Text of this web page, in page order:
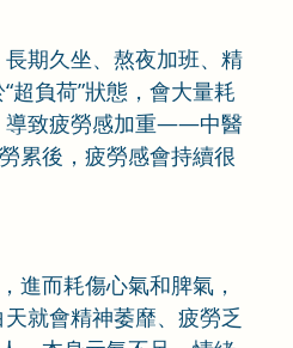
期久坐、熬夜加班、精
負荷”狀態，會大量耗
導致疲勞感加重——中醫
累後，疲勞感會持續很
進而耗傷心氣和脾氣，
就會精神萎靡、疲勞乏